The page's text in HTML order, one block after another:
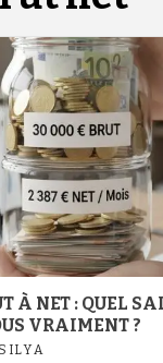
À NET : QUEL
VRAIMENT ?
IL Y A